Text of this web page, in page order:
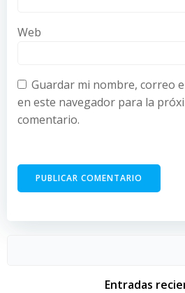
Web
Guardar mi nombre, correo
en este navegador para la
comentario.
Entradas